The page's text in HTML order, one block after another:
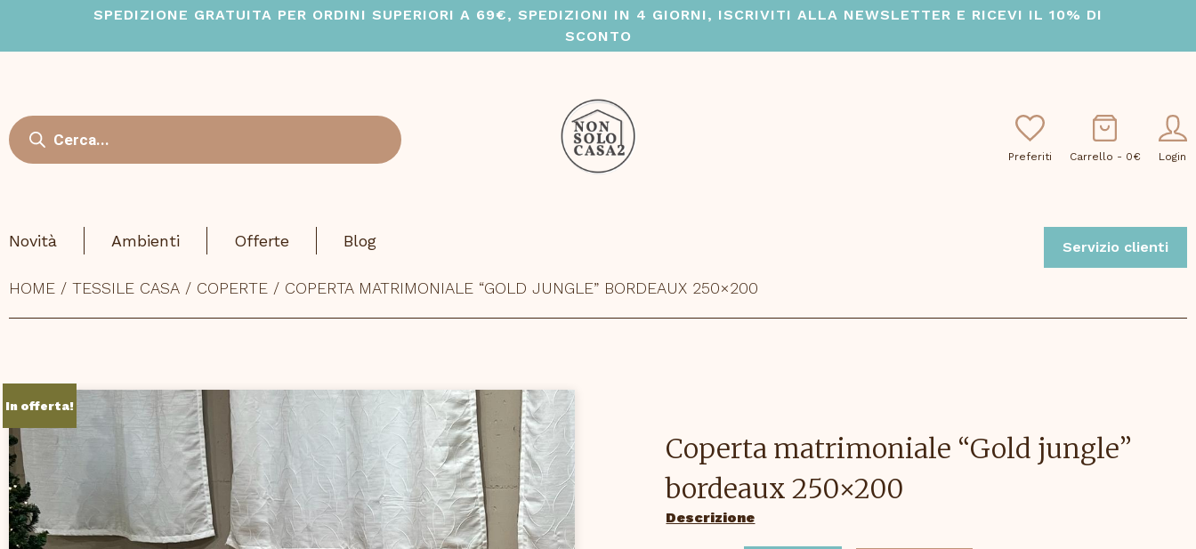
content
SPEDIZIONE GRATUITA PER ORDINI SUPERIORI A 69€, SPEDIZIONI IN 4 GIORNI, ISCRIVITI ALLA NEWSLETTER E RICEVI IL 10% DI
SCONTO
Ricerca
prodotti
Preferiti Carrello - 0€ Login
Novità Ambienti Offerte Blog Servizio clienti
HOME / TESSILE CASA / COPERTE / COPERTA MATRIMONIALE “GOLD JUNGLE” BORDEAUX 250×200
In offerta!
Coperta matrimoniale “Gold jungle”
bordeaux 250×200
Descrizione